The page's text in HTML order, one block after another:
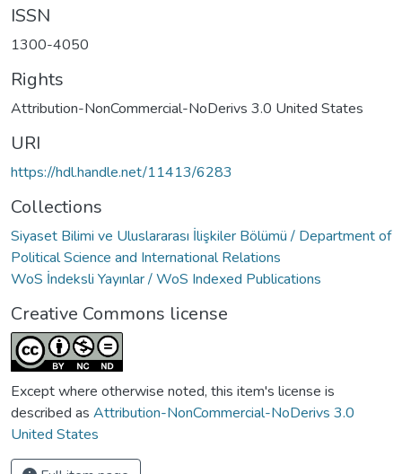
ISSN
1300-4050
Rights
Attribution-NonCommercial-NoDerivs 3.0 United States
URI
https://hdl.handle.net/11413/6283
Collections
Siyaset Bilimi ve Uluslararası İlişkiler Bölümü / Department of
Political Science and International Relations
WoS İndeksli Yayınlar / WoS Indexed Publications
Creative Commons license
Except where otherwise noted, this item's license is
described as Attribution-NonCommercial-NoDerivs 3.0
United States